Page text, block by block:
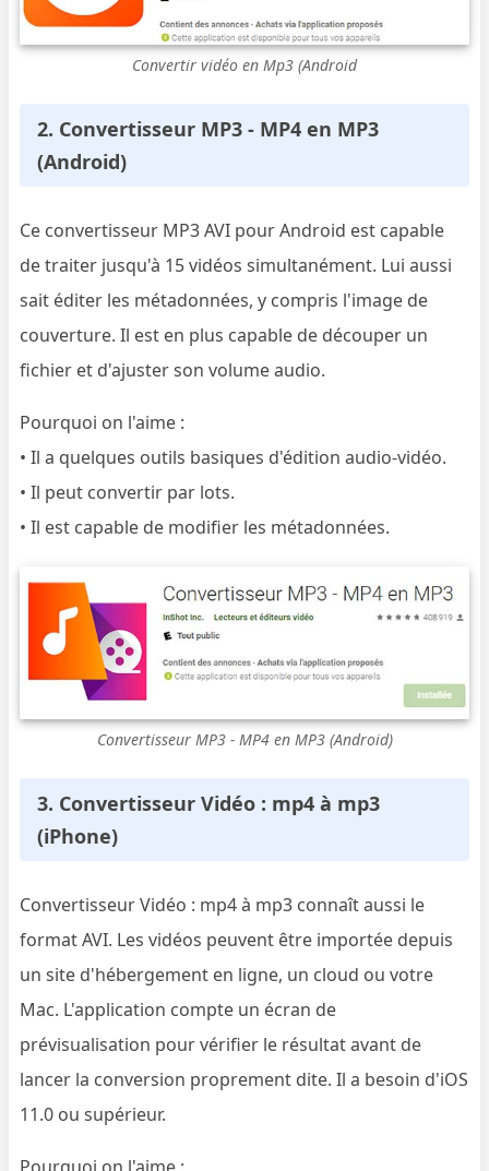
Convertir vidéo en Mp3 (Android
2. Convertisseur MP3 - MP4 en MP3
(Android)
Ce convertisseur MP3 AVI pour Android est capable
de traiter jusqu'à 15 vidéos simultanément. Lui aussi
sait éditer les métadonnées, y compris l'image de
couverture. Il est en plus capable de découper un
fichier et d'ajuster son volume audio.
Pourquoi on l'aime :
• Il a quelques outils basiques d'édition audio-vidéo.
• Il peut convertir par lots.
• Il est capable de modifier les métadonnées.
Convertisseur MP3 - MP4 en MP3 (Android)
3. Convertisseur Vidéo : mp4 à mp3
(iPhone)
Convertisseur Vidéo : mp4 à mp3 connaît aussi le
format AVI. Les vidéos peuvent être importée depuis
un site d'hébergement en ligne, un cloud ou votre
Mac. L'application compte un écran de
prévisualisation pour vérifier le résultat avant de
lancer la conversion proprement dite. Il a besoin d'iOS
11.0 ou supérieur.